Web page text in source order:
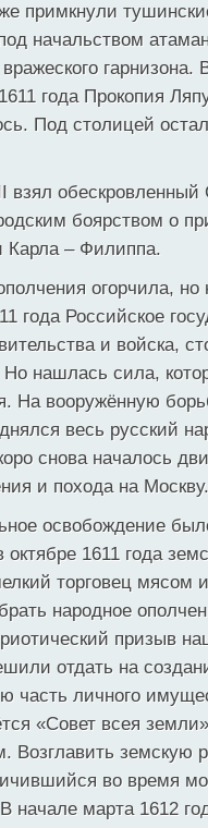
примкнули
начальством
гарнизона.
года Прокопия
Под столицей
взял
боярством о
Карла – Филиппа.
огорчила,
года Российское
и войска,
нашлась сила,
На вооружённую
весь русский
снова началось
и похода на Москву.
освобождение
1611 года
торговец мясом
народное
призыв
отдать на
часть личного
«Совет всея
Возглавить земскую
во время
начале марта 1612